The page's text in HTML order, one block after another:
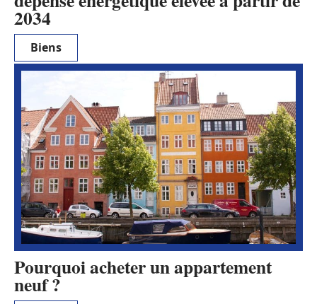
2034
Biens
Pourquoi acheter un appartement
neuf ?